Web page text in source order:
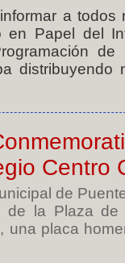
a todos
Papel del
distribuyendo
Centro
de
de la Plaza de
una placa